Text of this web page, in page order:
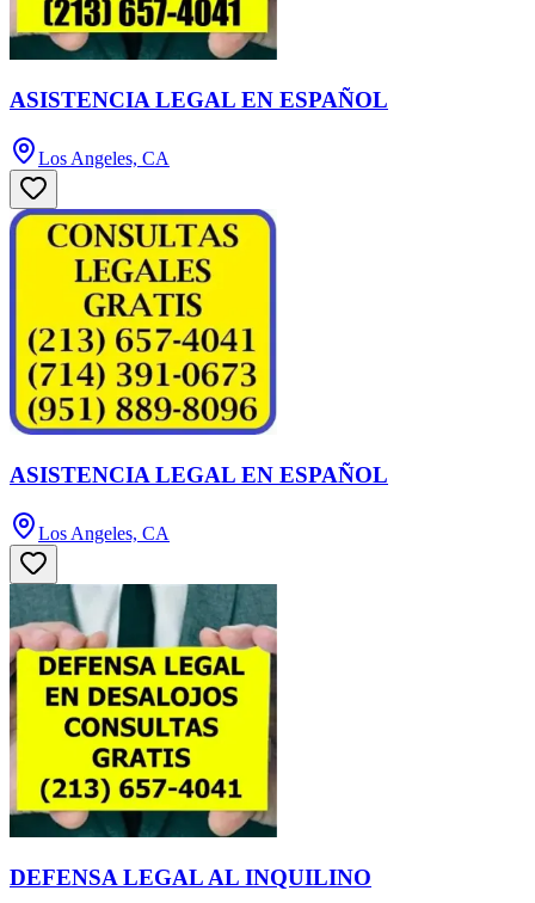
ASISTENCIA LEGAL EN ESPAÑOL
Los Angeles, CA
ASISTENCIA LEGAL EN ESPAÑOL
Los Angeles, CA
DEFENSA LEGAL AL INQUILINO